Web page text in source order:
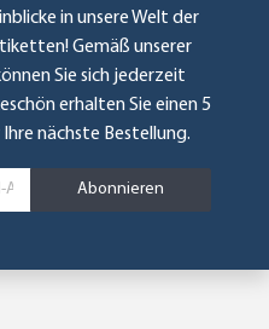
in unsere Welt der
Gemäß unserer
Sie sich jederzeit
erhalten Sie einen 5
nächste Bestellung.
Abonnieren